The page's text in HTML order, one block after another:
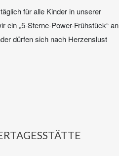
für alle Kinder in unserer
ein „5-Sterne-Power-Frühstück“ an
dürfen sich nach Herzenslust